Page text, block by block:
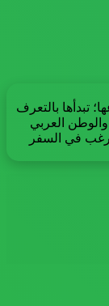
تبدأها بالتعرف
العربي
في السفر